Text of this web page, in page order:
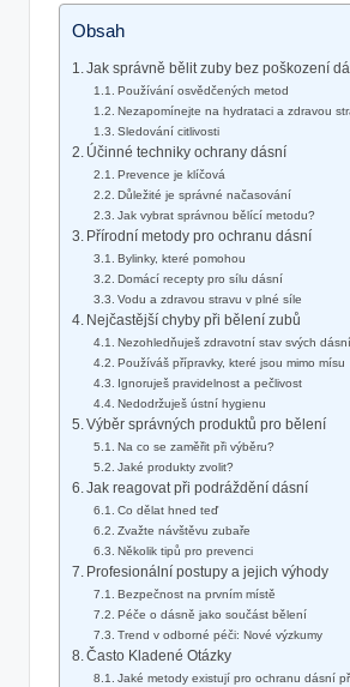
Obsah
Jak správně bělit zuby bez poškození
Používání osvědčených metod
Nezapomínejte na hydrataci a zdravou
Sledování citlivosti
Účinné techniky ochrany dásní
Prevence je klíčová
Důležité je správné načasování
Jak vybrat správnou bělící metodu?
Přírodní metody pro ochranu dásní
Bylinky, které pomohou
Domácí recepty pro sílu dásní
Vodu a zdravou stravu v plné síle
Nejčastější chyby při bělení zubů
Nezohledňuješ zdravotní stav svých dásní
Používáš přípravky, které jsou mimo mísu
Ignoruješ pravidelnost a pečlivost
Nedodržuješ ústní hygienu
Výběr správných produktů pro bělení
Na co se zaměřit při výběru?
Jaké produkty zvolit?
Jak reagovat při podráždění dásní
Co dělat hned teď
Zvažte návštěvu zubaře
Několik tipů pro prevenci
Profesionální postupy a jejich výhody
Bezpečnost na prvním místě
Péče o dásně jako součást bělení
Trend v odborné péči: Nové výzkumy
Často Kladené Otázky
Jaké metody existují pro ochranu dásní